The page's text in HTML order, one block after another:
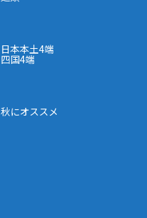
日本本土4端
四国4端
秋にオススメ